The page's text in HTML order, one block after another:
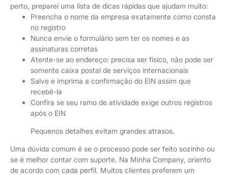
perto, preparei uma lista de dicas rápidas que ajudam muito:
Preencha o nome da empresa exatamente como consta
no registro
Nunca envie o formulário sem ter os nomes e as
assinaturas corretas
Atente-se ao endereço: precisa ser físico, não pode ser
somente caixa postal de serviços internacionais
Salve e imprima a confirmação do EIN assim que
recebê-la
Confira se seu ramo de atividade exige outros registros
após o EIN
Pequenos detalhes evitam grandes atrasos.
Uma dúvida comum é se o processo pode ser feito sozinho ou
se é melhor contar com suporte. Na Minha Company, oriento
de acordo com cada perfil. Muitos clientes preferem um